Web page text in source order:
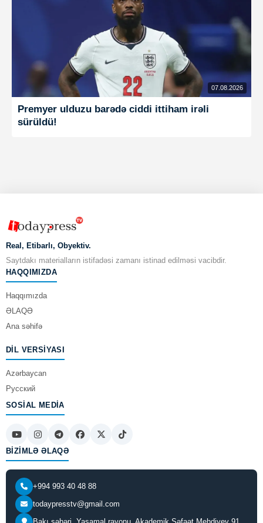
07.08.2026
Premyer ulduzu barədə ciddi ittiham irəli
sürüldü!
Real, Etibarlı, Obyektiv.
Saytdakı materialların istifadəsi zamanı istinad edilməsi vacibdir.
HAQQIMIZDA
Haqqımızda
ƏLAQƏ
Ana səhifə
DIL VERSIYASI
Azərbaycan
Русский
SOSIAL MEDIA
BIZIMLƏ ƏLAQƏ
+994 993 40 48 88
todaypresstv@gmail.com